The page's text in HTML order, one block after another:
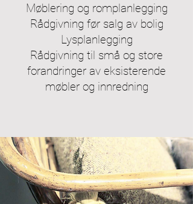
Møblering og romplanlegging
Rådgivning før salg av bolig
Lysplanlegging
Rådgivning til små og store
forandringer av eksisterende
møbler og innredning